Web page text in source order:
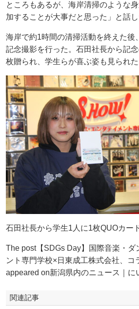
ところもあるが、海岸清掃のような
加することが大事だと思った」と話し
海岸で約1時間の清掃活動を終えた後
記念撮影を行った。石田社長から記
枚贈られ、学生らが喜ぶ姿も見られた
石田社長から学生1人に1枚QUOカー
The post【SDGs Day】国際音楽・ダ
ント専門学校×日東成工株式会社、コ
appeared on新潟県内のニュース｜に
関連記事